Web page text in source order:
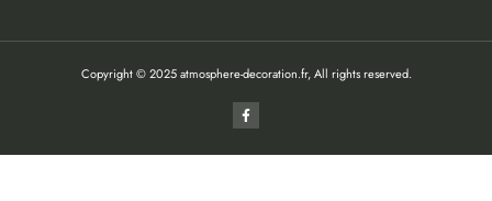
Copyright © 2025 atmosphere-decoration.fr, All rights reserved.